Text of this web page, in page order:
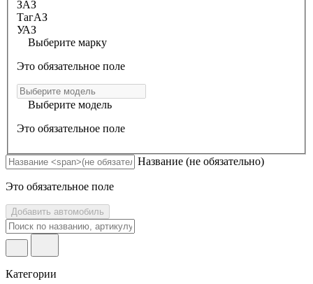
ЗАЗ
ТагАЗ
УАЗ
Выберите марку
Это обязательное поле
Выберите модель
Это обязательное поле
Название (не обязательно)
Это обязательное поле
Добавить автомобиль
Категории